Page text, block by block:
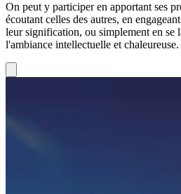
On peut y participer en apportant ses
écoutant celles des autres, en
leur signification, ou simplement en se
l'ambiance intellectuelle et chaleureuse.